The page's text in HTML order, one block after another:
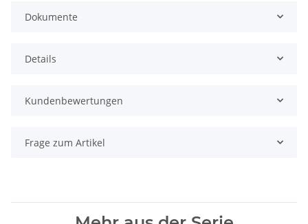
Dokumente
Details
Kundenbewertungen
Frage zum Artikel